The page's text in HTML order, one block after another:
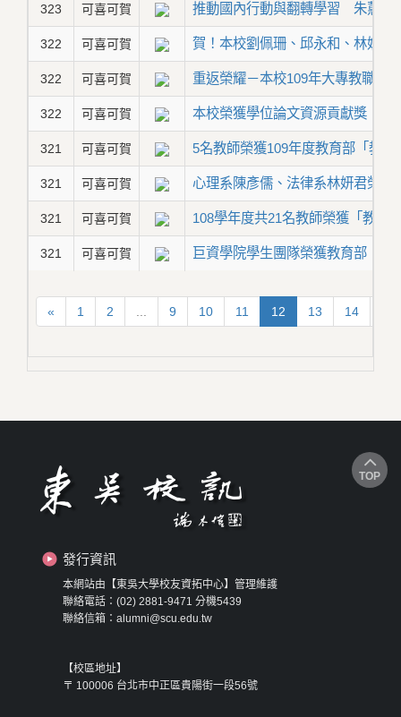
323 可喜可賀 推動國內行動與翻轉學習 朱蕙君
322 可喜可賀 賀！本校劉佩珊、邱永和、林娟娟
322 可喜可賀 重返榮耀－本校109年大專教職工
322 可喜可賀 本校榮獲學位論文資源貢獻獎 私
321 可喜可賀 5名教師榮獲109年度教育部「教
321 可喜可賀 心理系陳彥儒、法律系林妍君榮獲
321 可喜可賀 108學年度共21名教師榮獲「教學
321 可喜可賀 巨資學院學生團隊榮獲教育部「
« 1 2 9 10 11 12 13 14
發行資訊
本網站由【東吳大學校友資拓中心】管理維護
聯絡電話：(02) 2881-9471 分機5439
聯絡信箱：alumni@scu.edu.tw
【校區地址】
〒 100006 台北市中正區貴陽街一段56號
TOP